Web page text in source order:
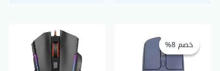
خصم 8%
خصم 8%
EGP 380,00.